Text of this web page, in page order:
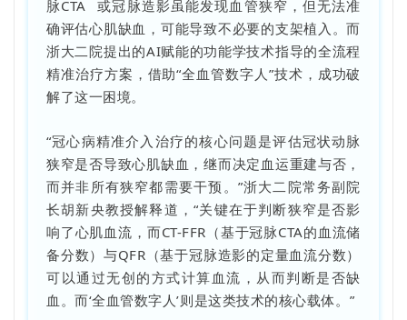
脉CTA
或冠脉造影虽能发现血管狭窄，但无法准
确评估心肌缺血，可能导致不必要的支架植入。而
浙大二院提出的AI赋能的功能学技术指导的全流程
精准治疗方案，借助“全血管数字人”技术，成功破
解了这一困境。
“冠心病精准介入治疗的核心问题是评估冠状动脉
狭窄是否导致心肌缺血，继而决定血运重建与否，
而并非所有狭窄都需要干预。”浙大二院常务副院
长胡新央教授解释道，“关键在于判断狭窄是否影
响了心肌血流，而CT-FFR（基于冠脉CTA的血流储
备分数）与QFR（基于冠脉造影的定量血流分数）
可以通过无创的方式计算血流，从而判断是否缺
血。而‘全血管数字人’则是这类技术的核心载体。”